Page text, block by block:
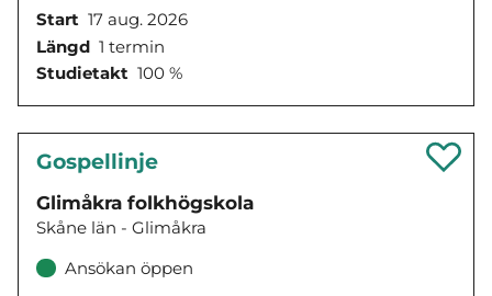
Start 17 aug. 2026
Längd 1 termin
Studietakt 100 %
Gospellinje
Glimåkra folkhögskola
Skåne län - Glimåkra
Ansökan öppen